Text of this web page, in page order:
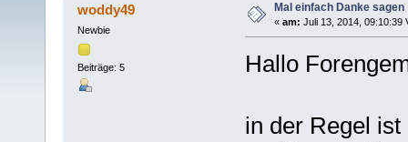
woddy49
Newbie
Beiträge: 5
Mal einfach Danke sagen
« am: Juli 13, 2014, 09:10:39
Hallo
in der Regel